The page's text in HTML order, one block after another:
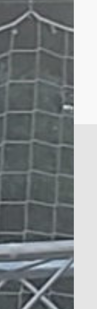
dels alumnes
Després
amb una
dels
nos a la sala
van explicar
l’avaluació…
Hi vam